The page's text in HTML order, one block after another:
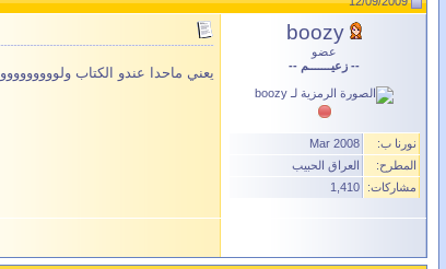
boozy
عضو
-- زعيـــــــم --
نورنا ب:
Mar 2008
المطرح:
العراق الحبيب
مشاركات:
1,410
يعني ماحدا عندو الكتاب ولووووووووو